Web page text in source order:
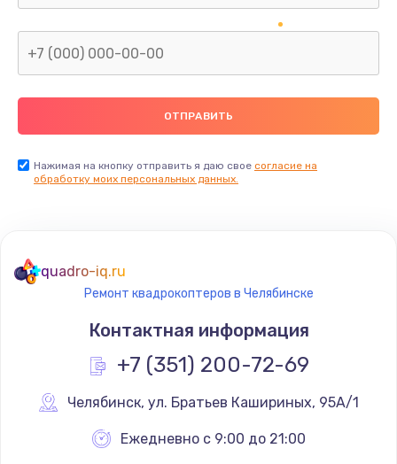
Нажимая на кнопку отправить я даю свое согласие на
обработку моих персональных данных.
quadro-iq.ru
Ремонт квадрокоптеров в Челябинске
Контактная информация
+7 (351) 200-72-69
Челябинск, ул. Братьев Кашириных, 95А/1
Ежедневно с 9:00 до 21:00